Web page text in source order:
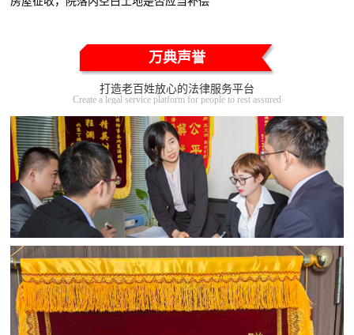
万典声誉
打造老百姓放心的法律服务平台
Create a legal service platform for people to rest assured